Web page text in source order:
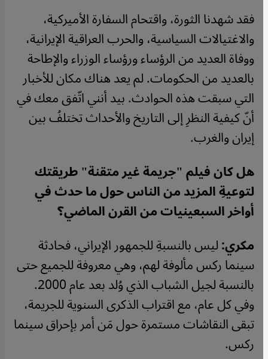
فقد شهدنا الثورة، واقتحام السفارة الأميركية،
والاغتيالات السياسية، والحرب العراقية الإيرانية،
ووفاة العديد من الرؤساء ورؤساء الوزراء والإطاحة
بالعديد من الحكومات. لم يعد هناك مكان للأخبار
التي سبقت هذه الحوادث. بيد أنني اتّفق معك في
أنّ كيفية النظرِ إلى التاريخ والأحداث تختلفُ بين
إيران والغرب.
هل كان فيلم "جريمة غير متقنة" طريقتك
لتوعيةِ المزيد من الناس حول ما حدث في
أواخر السبعينيات من القرن الماضي؟
مكري:ليس بالنسبةِ للجمهور الإيراني، فحادثة
سينما ركس مألوفة لهم، وهي معروفة للجميع حتى
بالنسبة لجيل الشباب الذي وُلد بعد عام 2000.
وفي كل عام، مع اقتراب الذكرى السنوية للجريمة،
تبقى النقاشات مستمرة حول مَن أمر بإحراق سينما
ركس.